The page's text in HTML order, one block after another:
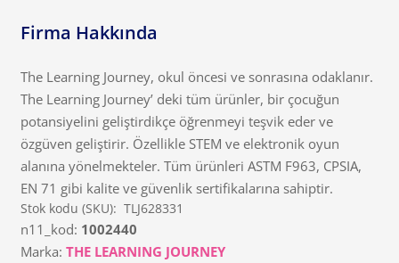
Firma Hakkında
The Learning Journey, okul öncesi ve sonrasına odaklanır.
The Learning Journey’ deki tüm ürünler, bir çocuğun
potansiyelini geliştirdikçe öğrenmeyi teşvik eder ve
özgüven geliştirir. Özellikle STEM ve elektronik oyun
alanına yönelmekteler. Tüm ürünleri ASTM F963, CPSIA,
EN 71 gibi kalite ve güvenlik sertifikalarına sahiptir.
Stok kodu (SKU): TLJ628331
n11_kod: 1002440
Marka: THE LEARNING JOURNEY